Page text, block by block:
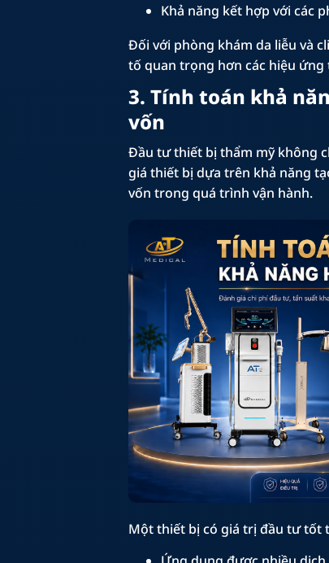
Khả năng kết hợp với các
Đối với phòng khám da liễu và
tố quan trọng hơn các hiệu
3. Tính toán khả
vốn
Đầu tư thiết bị thẩm mỹ không
giá thiết bị dựa trên khả năng
vốn trong quá trình vận hành.
Một thiết bị có giá trị đầu tư tốt